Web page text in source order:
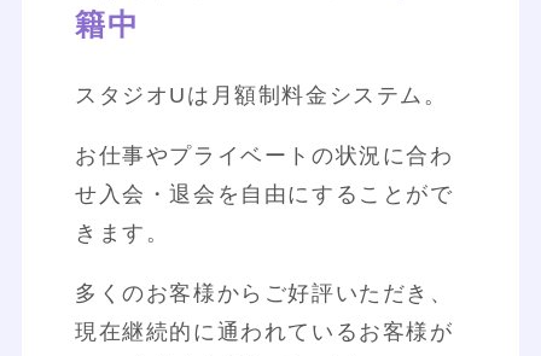
籍中
スタジオUは月額制料金システム。
お仕事やプライベートの状況に合わ
せ入会・退会を自由にすることがで
きます。
多くのお客様からご好評いただき、
現在継続的に通われているお客様が